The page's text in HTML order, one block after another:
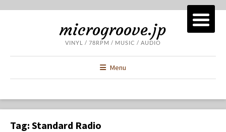
microgroove.jp
VINYL / 78RPM / MUSIC / AUDIO
Menu
Tag: Standard Radio